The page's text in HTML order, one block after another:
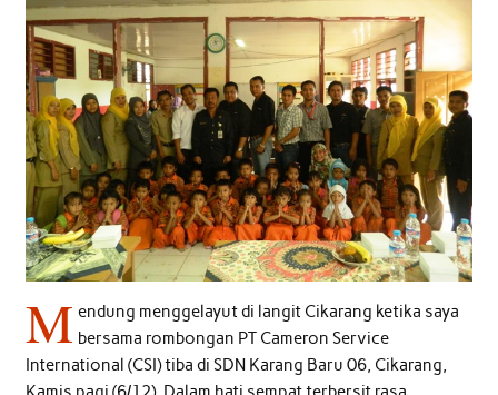
M endung menggelayut di langit Cikarang ketika saya
bersama rombongan PT Cameron Service
International (CSI) tiba di SDN Karang Baru 06, Cikarang,